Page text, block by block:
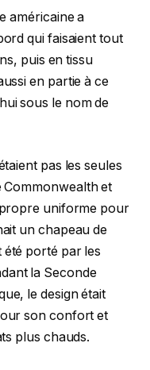
américaine a
qui faisaient tout
puis en tissu
en partie à ce
sous le nom de
pas les seules
Commonwealth et
uniforme pour
un chapeau de
été porté par les
la Seconde
le design était
son confort et
plus chauds.